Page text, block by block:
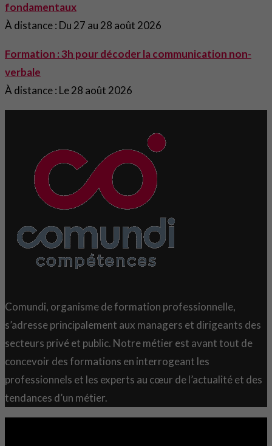
fondamentaux
À distance : Du 27 au 28 août 2026
Formation : 3h pour décoder la communication non-
verbale
À distance : Le 28 août 2026
Comundi, organisme de formation professionnelle,
s’adresse principalement aux managers et dirigeants des
secteurs privé et public. Notre métier est avant tout de
concevoir des formations en interrogeant les
professionnels et les experts au cœur de l’actualité et des
tendances d’un métier.